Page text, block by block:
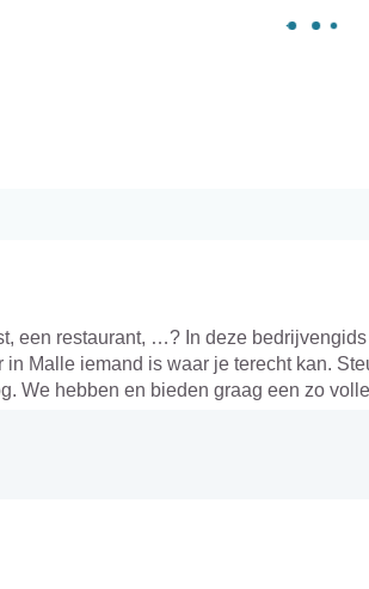
een restaurant, …? In deze
Malle iemand is waar je terecht kan.
We hebben en bieden graag een zo